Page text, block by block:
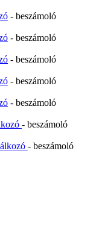
- beszámoló
- beszámoló
- beszámoló
- beszámoló
- beszámoló
- beszámoló
- beszámoló